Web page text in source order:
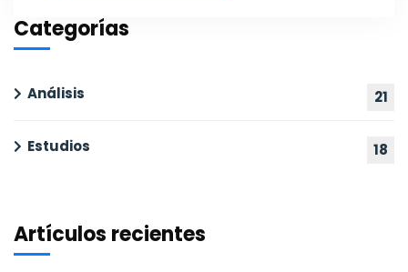
Categorías
Análisis 21
Estudios 18
Artículos recientes